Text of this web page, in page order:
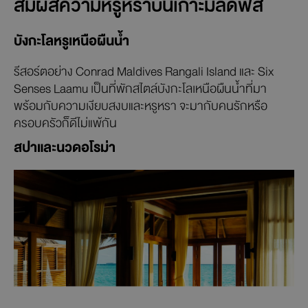
บังกะโลหรูเหนือผืนน้ำ
รีสอร์ตอย่าง Conrad Maldives Rangali Island และ Six
Senses Laamu เป็นที่พักสไตล์บังกะโลเหนือผืนน้ำที่มา
พร้อมกับความเงียบสงบและหรูหรา จะมากับคนรักหรือ
ครอบครัวก็ดีไม่แพ้กัน
สปาและนวดอโรม่า